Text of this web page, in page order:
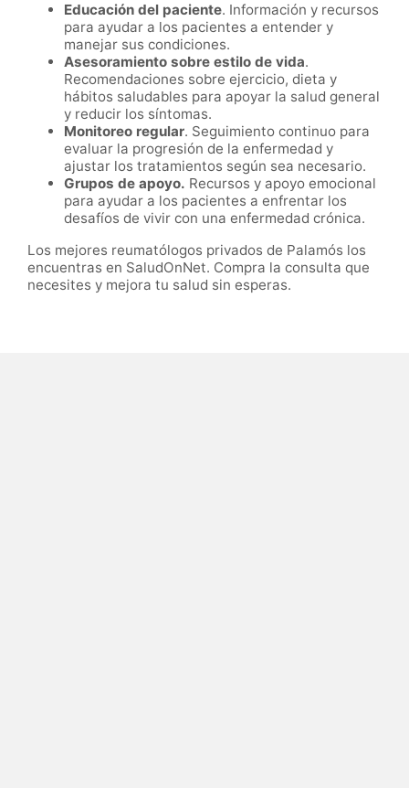
Educación del paciente. Información y recursos
para ayudar a los pacientes a entender y
manejar sus condiciones.
Asesoramiento sobre estilo de vida.
Recomendaciones sobre ejercicio, dieta y
hábitos saludables para apoyar la salud general
y reducir los síntomas.
Monitoreo regular. Seguimiento continuo para
evaluar la progresión de la enfermedad y
ajustar los tratamientos según sea necesario.
Grupos de apoyo. Recursos y apoyo emocional
para ayudar a los pacientes a enfrentar los
desafíos de vivir con una enfermedad crónica.
Los mejores reumatólogos privados de Palamós los
encuentras en SaludOnNet. Compra la consulta que
necesites y mejora tu salud sin esperas.